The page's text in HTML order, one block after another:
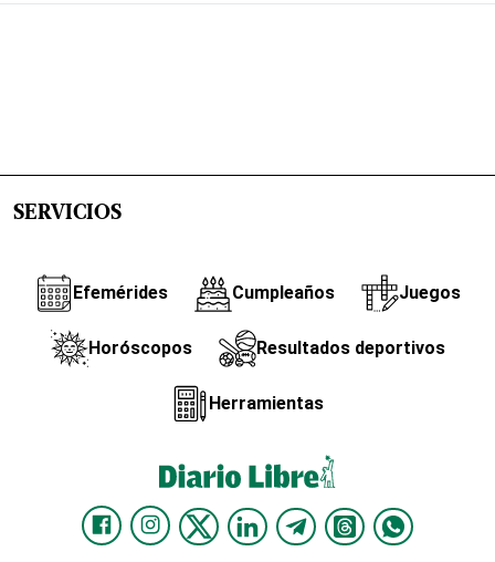
SERVICIOS
Efemérides Cumpleaños Juegos
Horóscopos Resultados deportivos
Herramientas